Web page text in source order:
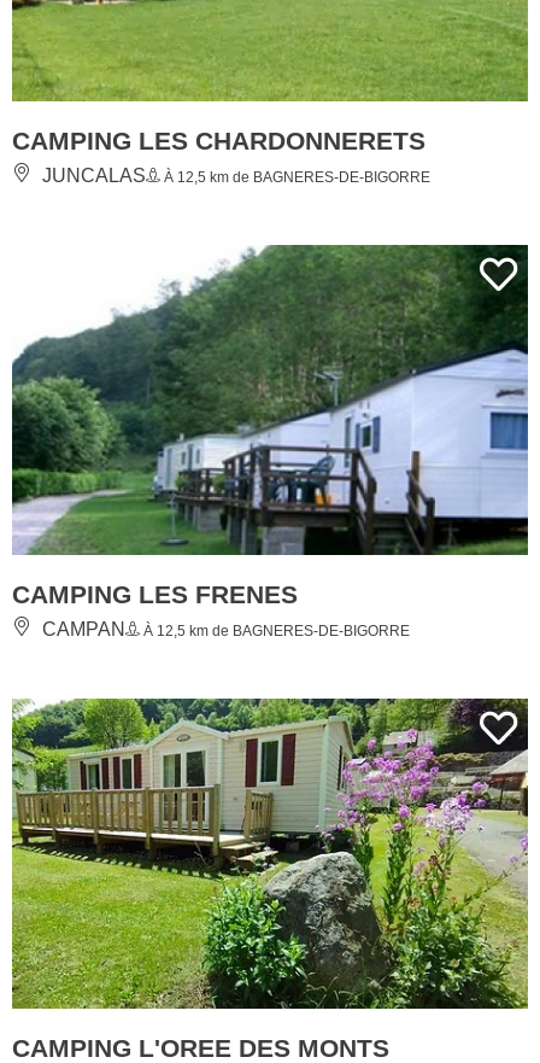
CAMPING LES CHARDONNERETS
JUNCALAS À 12,5 km de BAGNERES-DE-BIGORRE
CAMPING LES FRENES
CAMPAN À 12,5 km de BAGNERES-DE-BIGORRE
CAMPING L'OREE DES MONTS